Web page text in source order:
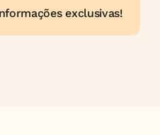
exclusivas!